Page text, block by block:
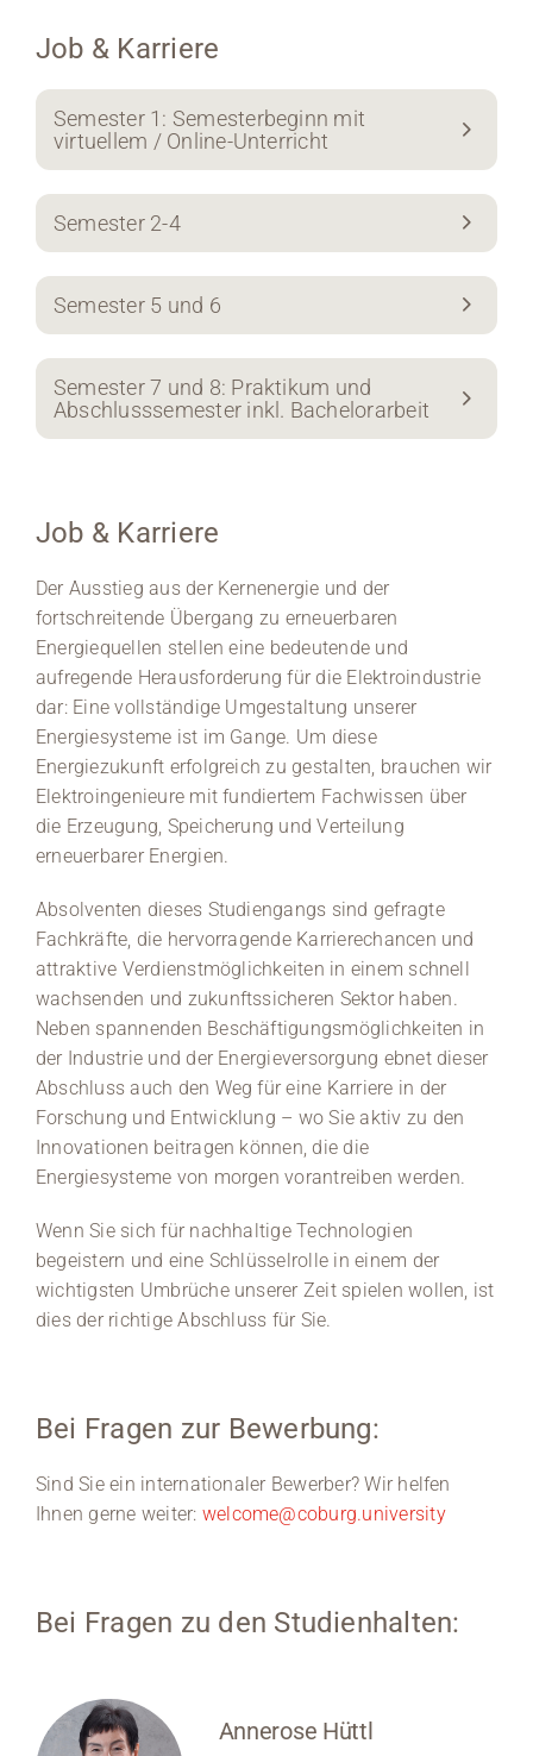
Job & Karriere
Semester 1: Semesterbeginn mit
virtuellem / Online-Unterricht
Semester 2-4
Semester 5 und 6
Semester 7 und 8: Praktikum und
Abschlusssemester inkl. Bachelorarbeit
Job & Karriere
Der Ausstieg aus der Kernenergie und der
fortschreitende Übergang zu erneuerbaren
Energiequellen stellen eine bedeutende und
aufregende Herausforderung für die Elektroindustrie
dar: Eine vollständige Umgestaltung unserer
Energiesysteme ist im Gange. Um diese
Energiezukunft erfolgreich zu gestalten, brauchen wir
Elektroingenieure mit fundiertem Fachwissen über
die Erzeugung, Speicherung und Verteilung
erneuerbarer Energien.
Absolventen dieses Studiengangs sind gefragte
Fachkräfte, die hervorragende Karrierechancen und
attraktive Verdienstmöglichkeiten in einem schnell
wachsenden und zukunftssicheren Sektor haben.
Neben spannenden Beschäftigungsmöglichkeiten in
der Industrie und der Energieversorgung ebnet dieser
Abschluss auch den Weg für eine Karriere in der
Forschung und Entwicklung – wo Sie aktiv zu den
Innovationen beitragen können, die die
Energiesysteme von morgen vorantreiben werden.
Wenn Sie sich für nachhaltige Technologien
begeistern und eine Schlüsselrolle in einem der
wichtigsten Umbrüche unserer Zeit spielen wollen, ist
dies der richtige Abschluss für Sie.
Bei Fragen zur Bewerbung:
Sind Sie ein internationaler Bewerber? Wir helfen
Ihnen gerne weiter: welcome@coburg.university
Bei Fragen zu den Studienhalten:
Annerose Hüttl